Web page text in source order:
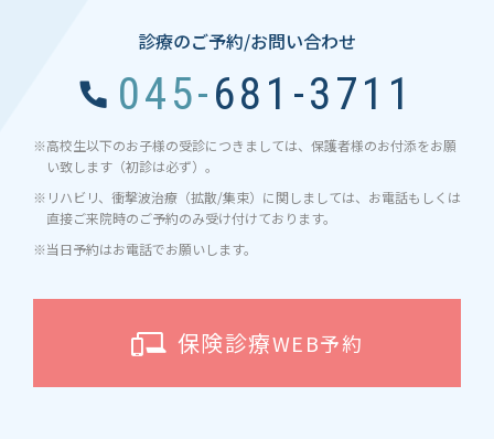
診療のご予約/お問い合わせ
045-681-3711
※高校生以下のお子様の受診につきましては、保護者様のお付添をお願
い致します（初診は必ず）。
※リハビリ、衝撃波治療（拡散/集束）に関しましては、お電話もしくは
直接ご来院時のご予約のみ受け付けております。
※当日予約はお電話でお願いします。
保険診療WEB予約